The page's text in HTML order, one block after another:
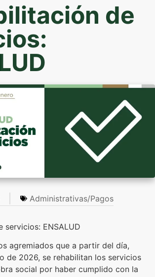
de
Administrativas/Pagos
servicios: ENSALUD
agremiados que a partir del día,
de 2026, se rehabilitan los servicios
social por haber cumplido con la